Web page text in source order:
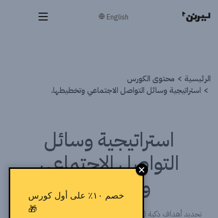
English
الرئيسية
محتوى الكورس
استراتيجية وسائل التواصل الاجتماعي وتخطيطها.
استراتيجية وسائل
التواصل الاجتماعي
وتخطيطها.
تحديد أهداف ذكية (SMART Goals) – بناء شخصيات المشتري
خصم ١٠٪ على أول كورس
🎁